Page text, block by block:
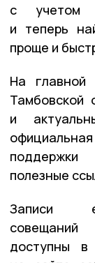
с учетом
и теперь
проще и
На главной
Тамбовской
и
поддержки
полезные
Записи
совещаний
доступны в